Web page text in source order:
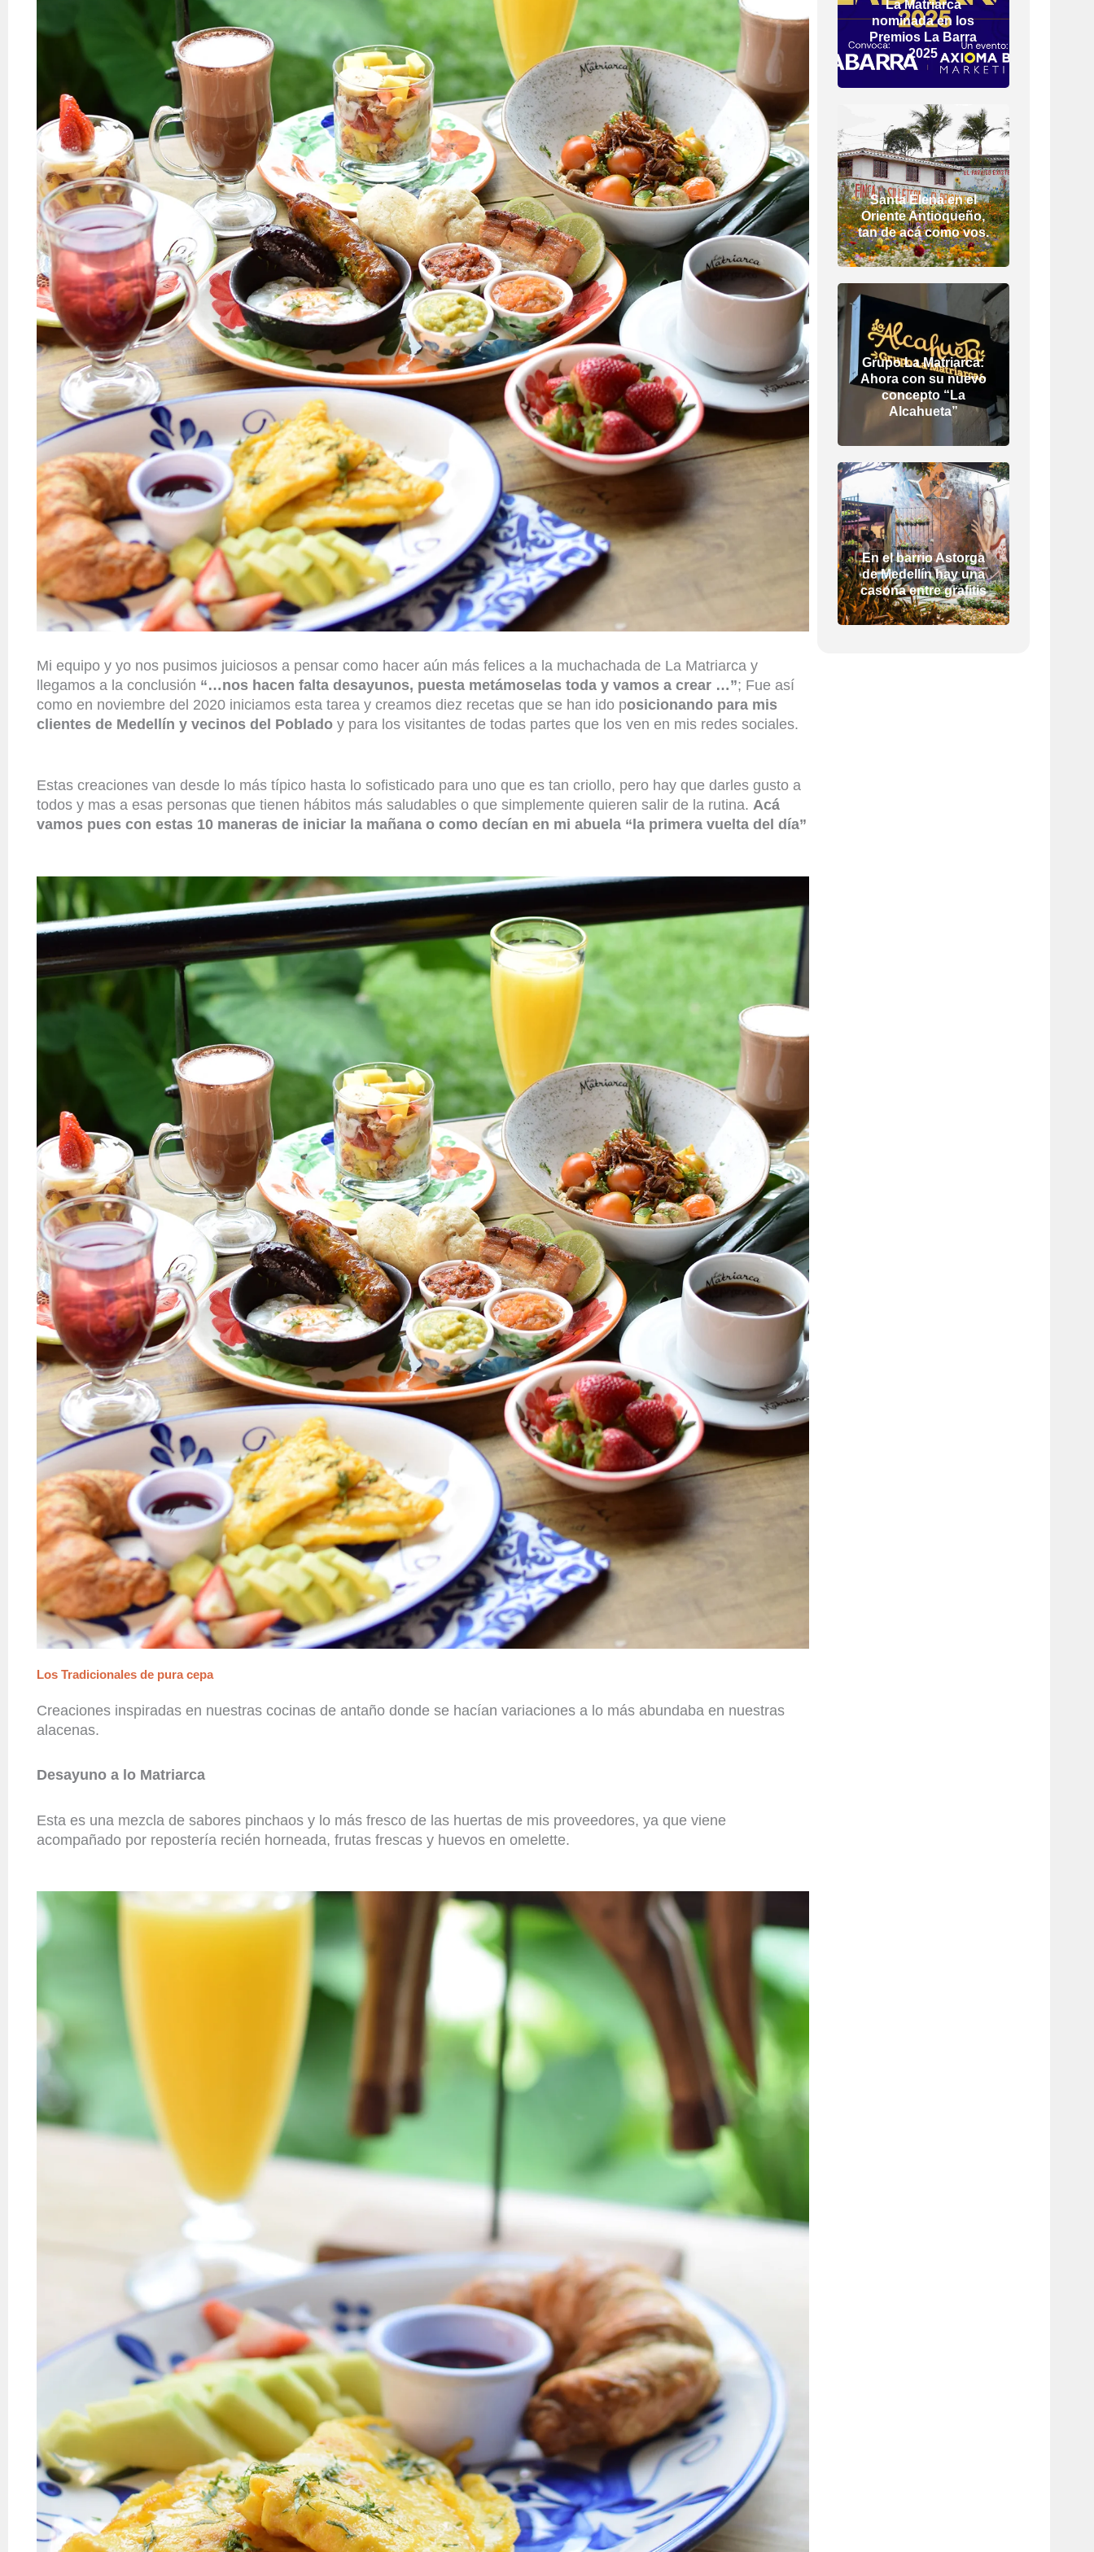
Mi equipo y yo nos pusimos juiciosos a pensar como hacer aún más felices a la muchachada de La Matriarca y
llegamos a la conclusión “…nos hacen falta desayunos, puesta metámoselas toda y vamos a crear …”; Fue así
como en noviembre del 2020 iniciamos esta tarea y creamos diez recetas que se han ido posicionando para mis
clientes de Medellín y vecinos del Poblado y para los visitantes de todas partes que los ven en mis redes sociales.
Estas creaciones van desde lo más típico hasta lo sofisticado para uno que es tan criollo, pero hay que darles gusto a
todos y mas a esas personas que tienen hábitos más saludables o que simplemente quieren salir de la rutina. Acá
vamos pues con estas 10 maneras de iniciar la mañana o como decían en mi abuela “la primera vuelta del día”
Los Tradicionales de pura cepa
Creaciones inspiradas en nuestras cocinas de antaño donde se hacían variaciones a lo más abundaba en nuestras
alacenas.
Desayuno a lo Matriarca
Esta es una mezcla de sabores pinchaos y lo más fresco de las huertas de mis proveedores, ya que viene
acompañado por repostería recién horneada, frutas frescas y huevos en omelette.
La Matriarca
nominada en los
Premios La Barra
2025
Santa Elena en el
Oriente Antioqueño,
tan de acá como vos.
Grupo La Matriarca:
Ahora con su nuevo
concepto “La
Alcahueta”
En el barrio Astorga
de Medellín hay una
casona entre grafitis